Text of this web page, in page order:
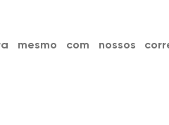
mesmo com nossos